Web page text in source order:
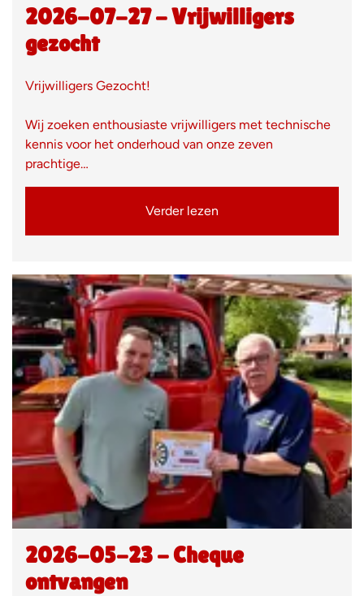
2026-07-27 - Vrijwilligers
gezocht
Vrijwilligers Gezocht!
Wij zoeken enthousiaste vrijwilligers met technische
kennis voor het onderhoud van onze zeven
prachtige…
Verder lezen
2026-05-23 - Cheque
ontvangen